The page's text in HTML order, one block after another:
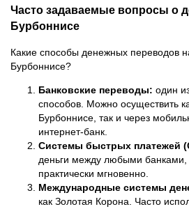
Часто задаваемые вопросы о
Бурбоннисе
Какие способы денежных переводов
Бурбоннисе?
Банковские переводы: один
способов. Можно осуществить
Бурбоннисе, так и через
интернет-банк.
Системы быстрых платежей
деньги между любыми
практически мгновенно.
Международные системы
как Золотая Корона. Часто